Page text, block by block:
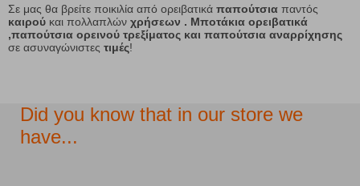
Σε μας θα βρείτε ποικιλία από ορειβατικά παπούτσια παντός
καιρού και πολλαπλών χρήσεων . Μποτάκια ορειβατικά
,παπούτσια ορεινού τρεξίματος και παπούτσια αναρρίχησης
σε ασυναγώνιστες τιμές!
Did you know that in our store we
have...